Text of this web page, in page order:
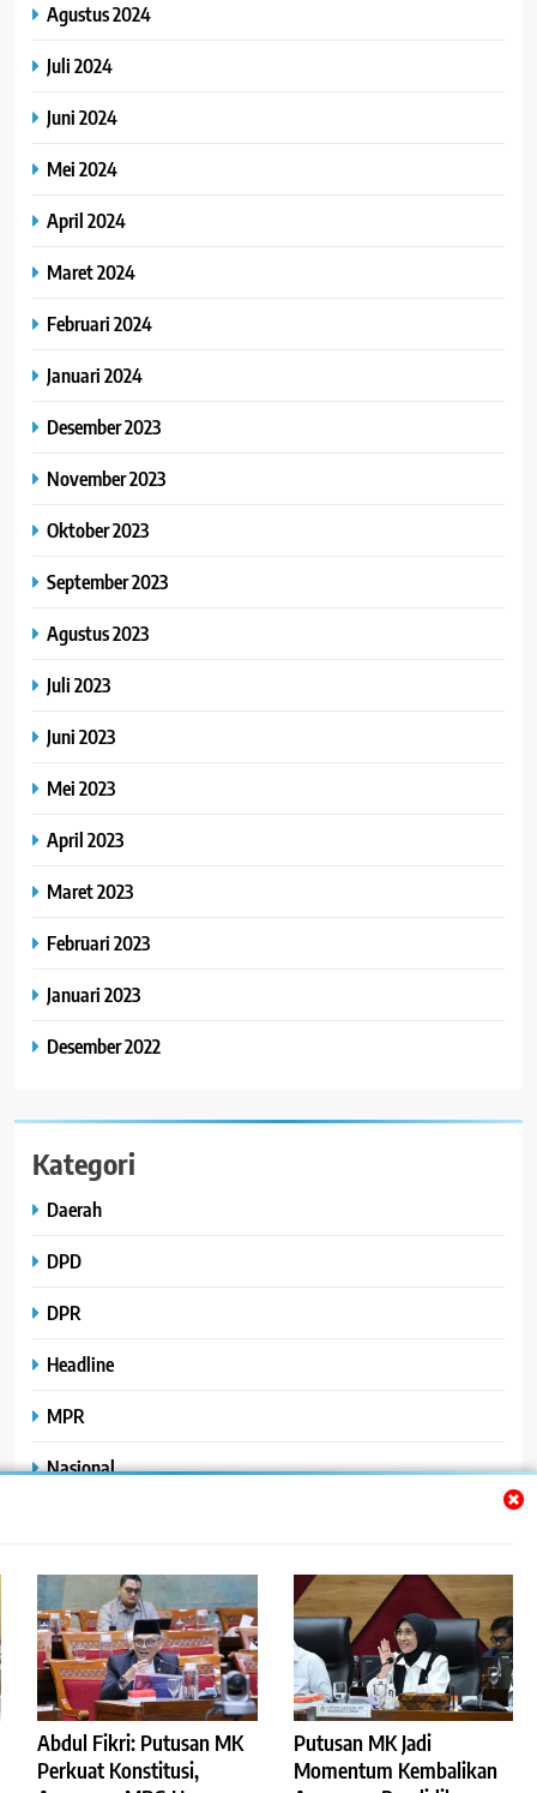
Abdul Fikri: Putusan MK
Perkuat Konstitusi,
Putusan MK Jadi
Momentum Kembalikan
Agustus 2024
Juli 2024
Juni 2024
Mei 2024
April 2024
Maret 2024
Februari 2024
Januari 2024
Desember 2023
November 2023
Oktober 2023
September 2023
Agustus 2023
Juli 2023
Juni 2023
Mei 2023
April 2023
Maret 2023
Februari 2023
Januari 2023
Desember 2022
Kategori
Daerah
DPD
DPR
Headline
MPR
Nasional
Polhukam
Uncategorized
©2023 ReportaseBisnis.